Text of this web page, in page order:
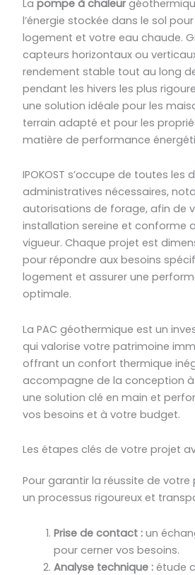
La pompe à chaleur
l’énergie stockée dans le sol
logement et votre eau chaude.
capteurs horizontaux ou
rendement stable tout au long
pendant les hivers les plus
une solution idéale pour les
terrain adapté et pour les
matière de performance
IPOKOST s’occupe de toutes les
administratives nécessaires,
autorisations de forage, afin de
installation sereine et conforme
vigueur. Chaque projet est
pour répondre aux besoins
logement et assurer une
optimale.
La PAC géothermique est un
qui valorise votre patrimoine
offrant un confort thermique
accompagne de la conception à
une solution clé en main et
vos besoins et à votre budget.
Les étapes clés de votre projet
Pour garantir la réussite de votre
un processus rigoureux et
Prise de contact :un
pour cerner vos besoins.
Analyse technique :étude